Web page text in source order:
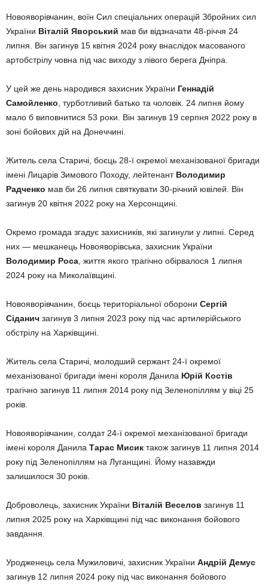
Новояворівчанин, воїн Сил спеціальних операцій Збройних сил
України Віталій Яворський мав би відзначати 48-річчя 24
липня. Він загинув 15 квітня 2024 року внаслідок масованого
артобстрілу човна під час виходу з лівого берега Дніпра.
У цей же день народився захисник України Геннадій
Самойленко , турботливий батько та чоловік. 24 липня йому
мало б виповнитися 53 роки. Він загинув 19 серпня 2022 року в
зоні бойових дій на Донеччині.
Житель села Старичі, боєць 28-ї окремої механізованої бригади
імені Лицарів Зимового Походу, лейтенант Володимир
Радченко мав би 26 липня святкувати 30-річний ювілей. Він
загинув 20 квітня 2022 року на Херсонщині.
Окремо громада згадує захисників, які загинули у липні. Серед
них — мешканець Новояворівська, захисник України
Володимир Роса , життя якого трагічно обірвалося 1 липня
2024 року на Миколаївщині.
Новояворівчанин, боєць територіальної оборони Сергій
Сіданич загинув 3 липня 2023 року під час артилерійського
обстрілу на Харківщині.
Житель села Старичі, молодший сержант 24-ї окремої
механізованої бригади імені короля Данила Юрій Костів
трагічно загинув 11 липня 2014 року під Зеленопіллям у віці 25
років.
Новояворівчанин, солдат 24-ї окремої механізованої бригади
імені короля Данила Тарас Мисик також загинув 11 липня 2014
року під Зеленопіллям на Луганщині. Йому назавжди
залишилося 30 років.
Доброволець, захисник України Віталій Веселов загинув 11
липня 2025 року на Харківщині під час виконання бойового
завдання.
Уродженець села Мужиловичі, захисник України Андрій Демус
загинув 12 липня 2024 року під час виконання бойового